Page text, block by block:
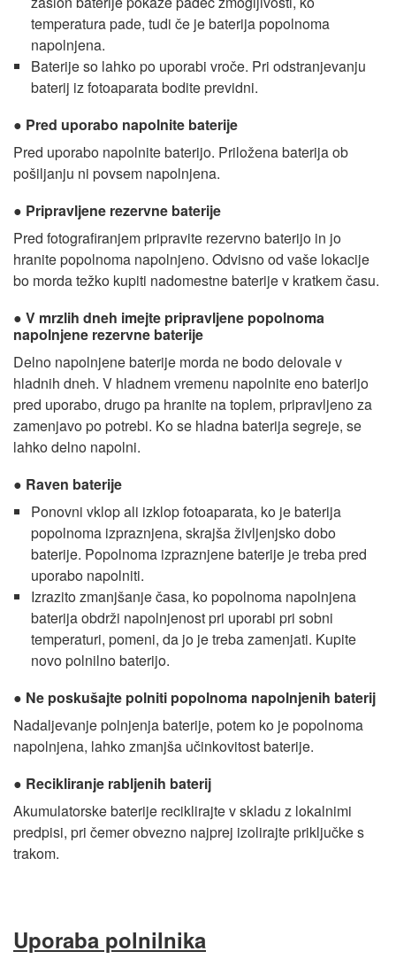
temperatura pade, tudi če je baterija popolnoma
napolnjena.
Baterije so lahko po uporabi vroče. Pri odstranjevanju
baterij iz fotoaparata bodite previdni.
Pred uporabo napolnite baterije
Pred uporabo napolnite baterijo. Priložena baterija ob
pošiljanju ni povsem napolnjena.
Pripravljene rezervne baterije
Pred fotografiranjem pripravite rezervno baterijo in jo
hranite popolnoma napolnjeno. Odvisno od vaše lokacije
bo morda težko kupiti nadomestne baterije v kratkem času.
V mrzlih dneh imejte pripravljene popolnoma
napolnjene rezervne baterije
Delno napolnjene baterije morda ne bodo delovale v
hladnih dneh. V hladnem vremenu napolnite eno baterijo
pred uporabo, drugo pa hranite na toplem, pripravljeno za
zamenjavo po potrebi. Ko se hladna baterija segreje, se
lahko delno napolni.
Raven baterije
Ponovni vklop ali izklop fotoaparata, ko je baterija
popolnoma izpraznjena, skrajša življenjsko dobo
baterije. Popolnoma izpraznjene baterije je treba pred
uporabo napolniti.
Izrazito zmanjšanje časa, ko popolnoma napolnjena
baterija obdrži napolnjenost pri uporabi pri sobni
temperaturi, pomeni, da jo je treba zamenjati. Kupite
novo polnilno baterijo.
Ne poskušajte polniti popolnoma napolnjenih baterij
Nadaljevanje polnjenja baterije, potem ko je popolnoma
napolnjena, lahko zmanjša učinkovitost baterije.
Recikliranje rabljenih baterij
Akumulatorske baterije reciklirajte v skladu z lokalnimi
predpisi, pri čemer obvezno najprej izolirajte priključke s
trakom.
Uporaba polnilnika